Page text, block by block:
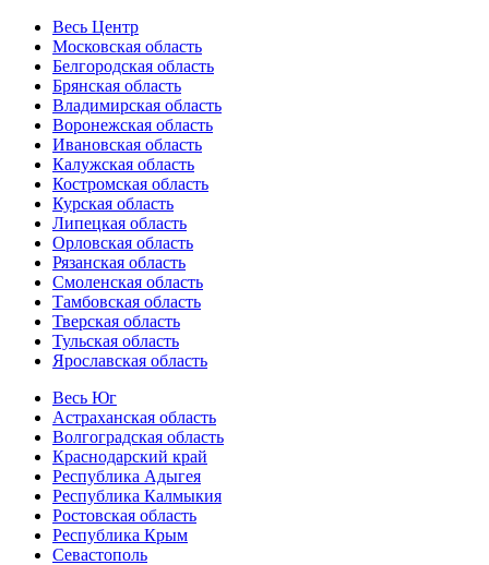
Весь Центр
Московская область
Белгородская область
Брянская область
Владимирская область
Воронежская область
Ивановская область
Калужская область
Костромская область
Курская область
Липецкая область
Орловская область
Рязанская область
Смоленская область
Тамбовская область
Тверская область
Тульская область
Ярославская область
Весь Юг
Астраханская область
Волгоградская область
Краснодарский край
Республика Адыгея
Республика Калмыкия
Ростовская область
Республика Крым
Севастополь